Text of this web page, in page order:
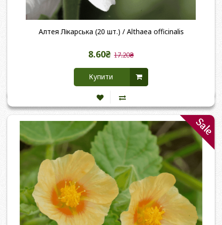
Алтея Лікарська (20 шт.) / Althaea officinalis
8.60₴ 17.20₴
Купити
Sale